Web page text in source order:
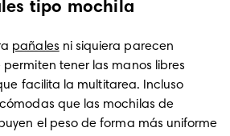
tipo mochila
pañales ni siquiera parecen
tener las manos libres
facilita la multitarea. Incluso
que las mochilas de
el peso de forma más uniforme